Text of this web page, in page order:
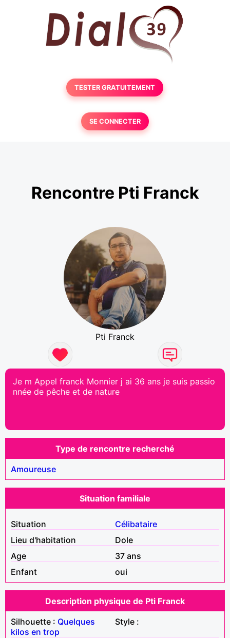
TESTER GRATUITEMENT
SE CONNECTER
Rencontre Pti Franck
Pti Franck
Je m Appel franck Monnier j ai 36 ans je suis passio
nnée de pêche et de nature
Type de rencontre recherché
Amoureuse
Situation familiale
Situation
Célibataire
Lieu d'habitation
Dole
Age
37 ans
Enfant
oui
Description physique de Pti Franck
Silhouette : Quelques
kilos en trop
Style :